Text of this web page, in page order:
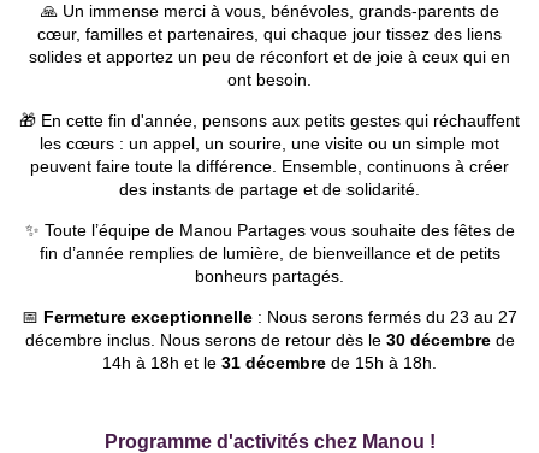
🙏 Un immense merci à vous, bénévoles, grands-parents de
cœur, familles et partenaires, qui chaque jour tissez des liens
solides et apportez un peu de réconfort et de joie à ceux qui en
ont besoin.
🎁 En cette fin d'année, pensons aux petits gestes qui réchauffent
les cœurs : un appel, un sourire, une visite ou un simple mot
peuvent faire toute la différence. Ensemble, continuons à créer
des instants de partage et de solidarité.
✨ Toute l’équipe de Manou Partages vous souhaite des fêtes de
fin d’année remplies de lumière, de bienveillance et de petits
bonheurs partagés.
📅 Fermeture exceptionnelle : Nous serons fermés du 23 au 27
décembre inclus. Nous serons de retour dès le 30 décembrede
14h à 18h et le 31 décembre de 15h à 18h.
Programme d'activités chez Manou !